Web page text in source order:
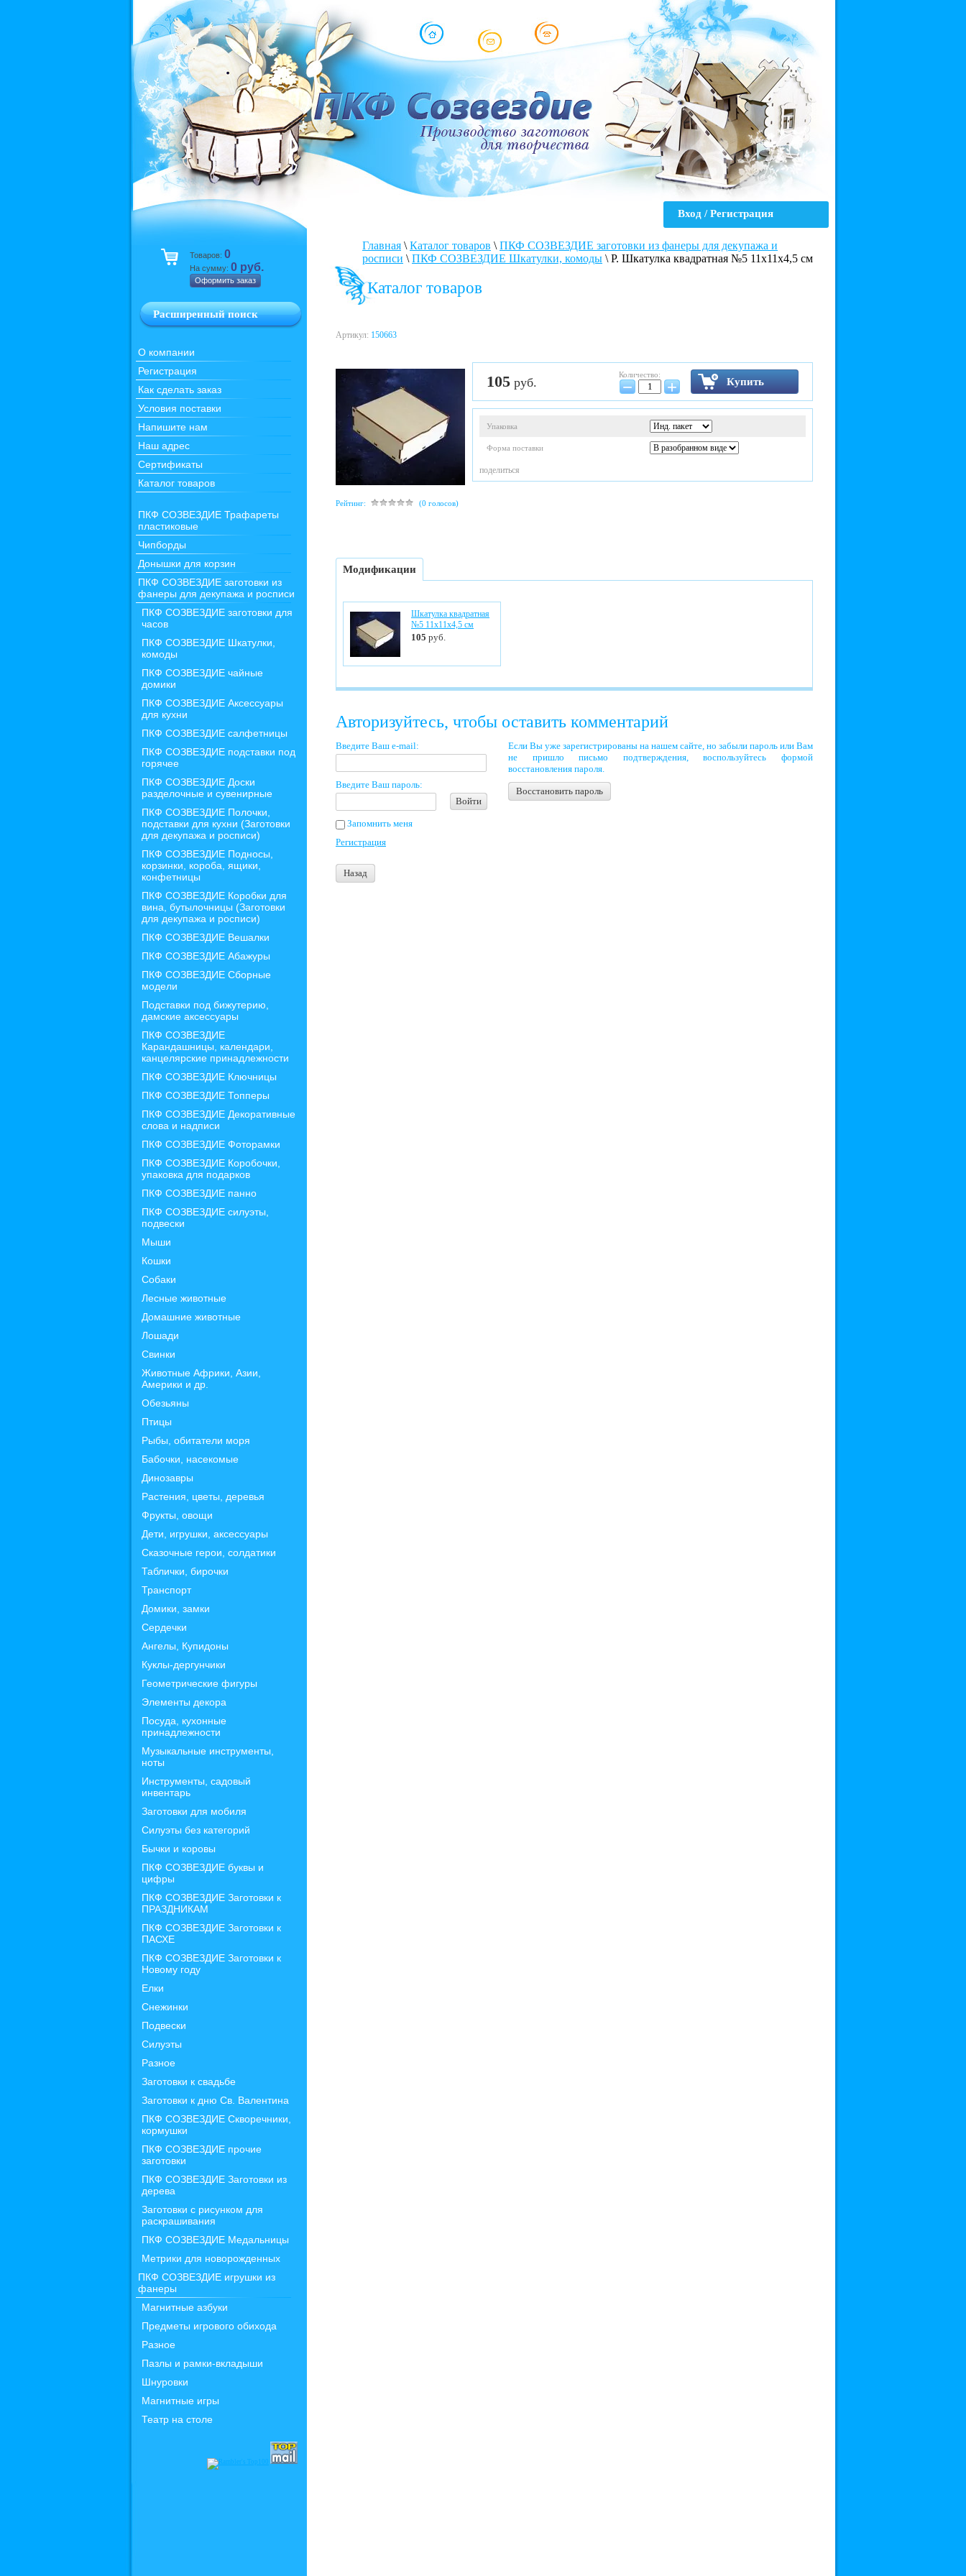
Товаров: 0
На сумму: 0 руб.
Оформить заказ
Расширенный поиск
О компании
Регистрация
Как сделать заказ
Условия поставки
Напишите нам
Наш адрес
Сертификаты
Каталог товаров
ПКФ СОЗВЕЗДИЕ Трафареты
пластиковые
Чипборды
Донышки для корзин
ПКФ СОЗВЕЗДИЕ заготовки из
фанеры для декупажа и росписи
ПКФ СОЗВЕЗДИЕ заготовки для
часов
ПКФ СОЗВЕЗДИЕ Шкатулки,
комоды
ПКФ СОЗВЕЗДИЕ чайные
домики
ПКФ СОЗВЕЗДИЕ Аксессуары
для кухни
ПКФ СОЗВЕЗДИЕ салфетницы
ПКФ СОЗВЕЗДИЕ подставки под
горячее
ПКФ СОЗВЕЗДИЕ Доски
разделочные и сувенирные
ПКФ СОЗВЕЗДИЕ Полочки,
подставки для кухни (Заготовки
для декупажа и росписи)
ПКФ СОЗВЕЗДИЕ Подносы,
корзинки, короба, ящики,
конфетницы
ПКФ СОЗВЕЗДИЕ Коробки для
вина, бутылочницы (Заготовки
для декупажа и росписи)
ПКФ СОЗВЕЗДИЕ Вешалки
ПКФ СОЗВЕЗДИЕ Абажуры
ПКФ СОЗВЕЗДИЕ Сборные
модели
Подставки под бижутерию,
дамские аксессуары
ПКФ СОЗВЕЗДИЕ
Карандашницы, календари,
канцелярские принадлежности
ПКФ СОЗВЕЗДИЕ Ключницы
ПКФ СОЗВЕЗДИЕ Топперы
ПКФ СОЗВЕЗДИЕ Декоративные
слова и надписи
ПКФ СОЗВЕЗДИЕ Фоторамки
ПКФ СОЗВЕЗДИЕ Коробочки,
упаковка для подарков
ПКФ СОЗВЕЗДИЕ панно
ПКФ СОЗВЕЗДИЕ силуэты,
подвески
Мыши
Кошки
Собаки
Лесные животные
Домашние животные
Лошади
Свинки
Животные Африки, Азии,
Америки и др.
Обезьяны
Птицы
Рыбы, обитатели моря
Бабочки, насекомые
Динозавры
Растения, цветы, деревья
Фрукты, овощи
Дети, игрушки, аксессуары
Сказочные герои, солдатики
Таблички, бирочки
Транспорт
Домики, замки
Сердечки
Ангелы, Купидоны
Куклы-дергунчики
Геометрические фигуры
Элементы декора
Посуда, кухонные
принадлежности
Музыкальные инструменты,
ноты
Инструменты, садовый
инвентарь
Заготовки для мобиля
Силуэты без категорий
Бычки и коровы
ПКФ СОЗВЕЗДИЕ буквы и
цифры
ПКФ СОЗВЕЗДИЕ Заготовки к
ПРАЗДНИКАМ
ПКФ СОЗВЕЗДИЕ Заготовки к
ПАСХЕ
ПКФ СОЗВЕЗДИЕ Заготовки к
Новому году
Елки
Снежинки
Подвески
Силуэты
Разное
Заготовки к свадьбе
Заготовки к дню Св. Валентина
ПКФ СОЗВЕЗДИЕ Скворечники,
кормушки
ПКФ СОЗВЕЗДИЕ прочие
заготовки
ПКФ СОЗВЕЗДИЕ Заготовки из
дерева
Заготовки с рисунком для
раскрашивания
ПКФ СОЗВЕЗДИЕ Медальницы
Метрики для новорожденных
ПКФ СОЗВЕЗДИЕ игрушки из
фанеры
Магнитные азбуки
Предметы игрового обихода
Разное
Пазлы и рамки-вкладыши
Шнуровки
Магнитные игры
Театр на столе
Вход / Регистрация
Главная \ Каталог товаров \ ПКФ СОЗВЕЗДИЕ заготовки из фанеры для декупажа и
росписи \ ПКФ СОЗВЕЗДИЕ Шкатулки, комоды \ Р. Шкатулка квадратная №5 11х11х4,5 см
Каталог товаров
Артикул: 150663
Рейтинг: (0 голосов)
105 руб.
Количество:
− + Купить
Упаковка
Форма поставки
поделиться
Модификации
Шкатулка квадратная
№5 11х11х4,5 см
105 руб.
Авторизуйтесь, чтобы оставить комментарий
Введите Ваш e-mail:
Введите Ваш пароль:
Войти
Запомнить меня
Регистрация
Если Вы уже зарегистрированы на нашем сайте, но забыли пароль или Вам
не пришло письмо подтверждения, воспользуйтесь формой
восстановления пароля.
Восстановить пароль
Назад